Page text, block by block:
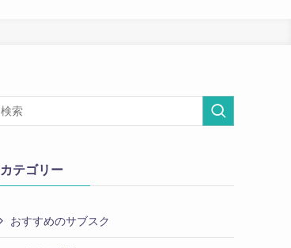
カテゴリー
おすすめのサブスク